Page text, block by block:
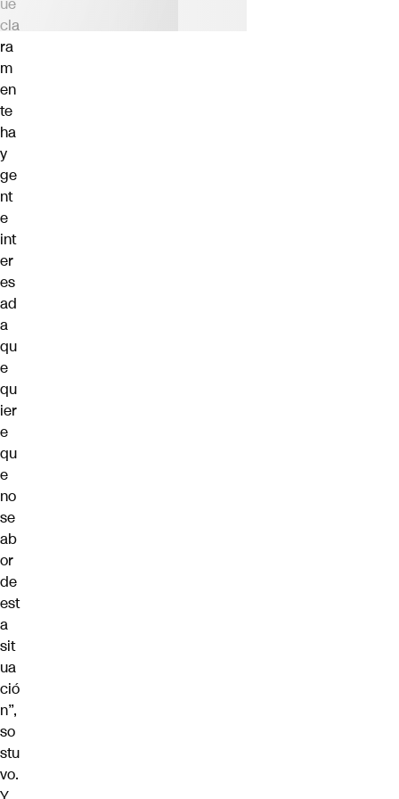
cla
ra
m
en
te
ha
y
ge
nt
e
int
er
es
ad
a
qu
e
qu
ier
e
qu
e
no
se
ab
or
de
est
a
sit
ua
ció
n”,
so
stu
vo.